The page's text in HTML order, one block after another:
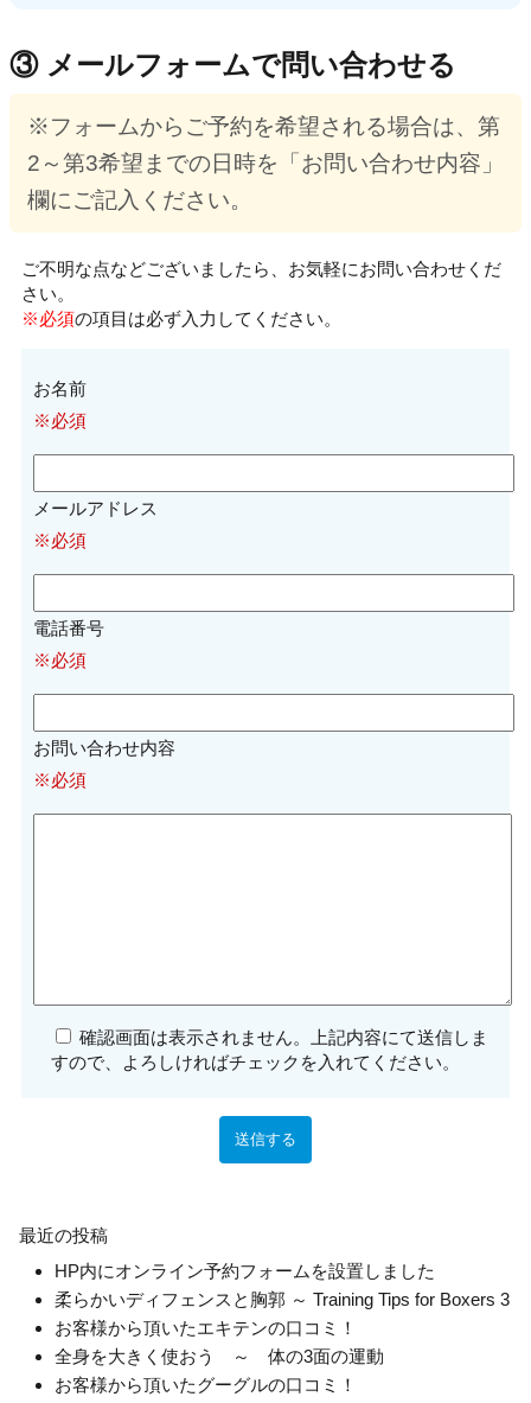
③ メールフォームで問い合わせる
※フォームからご予約を希望される場合は、第
2～第3希望までの日時を「お問い合わせ内容」
欄にご記入ください。
ご不明な点などございましたら、お気軽にお問い合わせくだ
さい。
※必須の項目は必ず入力してください。
お名前
※必須
メールアドレス
※必須
電話番号
※必須
お問い合わせ内容
※必須
確認画面は表示されません。上記内容にて送信しま
すので、よろしければチェックを入れてください。
最近の投稿
HP内にオンライン予約フォームを設置しました
柔らかいディフェンスと胸郭 ～ Training Tips for Boxers 3
お客様から頂いたエキテンの口コミ！
全身を大きく使おう ～ 体の3面の運動
お客様から頂いたグーグルの口コミ！